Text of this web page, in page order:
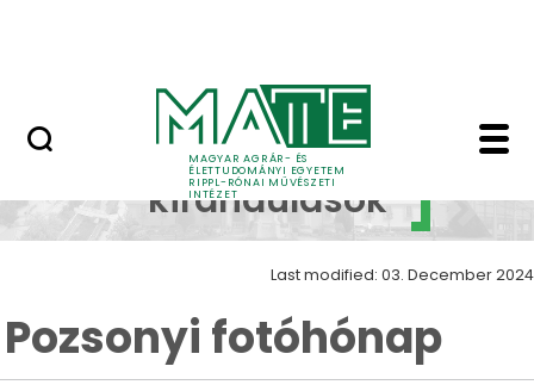
MAGYAR AGRÁR- ÉS
ÉLETTUDOMÁNYI EGYETEM
RIPPL-RÓNAI MŰVÉSZETI
INTÉZET
Pozsonyi fotóhónap
Szakmai
kirándulások
Last modified: 03. December 2024
Pozsonyi fotóhónap